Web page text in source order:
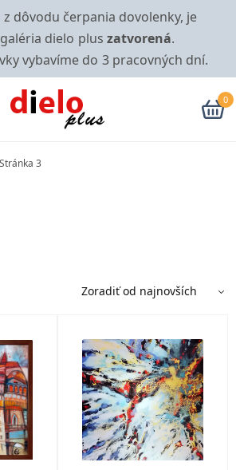
z dôvodu čerpania dovolenky, je
dielo plus zatvorená.
vybavíme do 3 pracovných dní.
0
Stránka 3